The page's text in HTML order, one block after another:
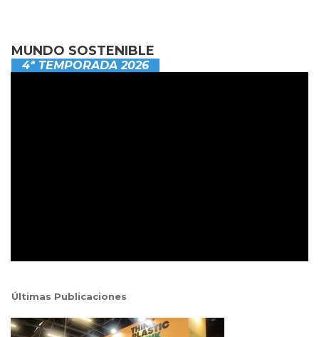
MUNDO SOSTENIBLE
4ª TEMPORADA 2026
Últimas Publicaciones